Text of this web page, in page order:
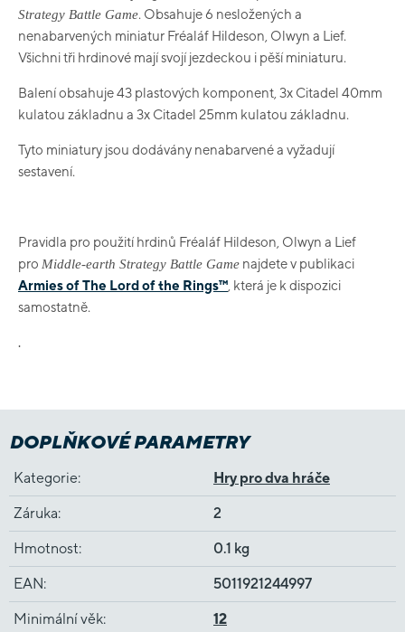
Strategy Battle Game. Obsahuje 6 nesložených a
nenabarvených miniatur Fréaláf Hildeson, Olwyn a Lief.
Všichni tři hrdinové mají svojí jezdeckou i pěší miniaturu.
Balení obsahuje 43 plastových komponent, 3x Citadel 40mm
kulatou základnu a 3x Citadel 25mm kulatou základnu.
Tyto miniatury jsou dodávány nenabarvené a vyžadují
sestavení.
Pravidla pro použití hrdinů Fréaláf Hildeson, Olwyn a Lief
pro Middle-earth Strategy Battle Game najdete v publikaci
Armies of The Lord of the Rings™ , která je k dispozici
samostatně.
.
DOPLŇKOVÉ PARAMETRY
Kategorie: Hry pro dva hráče
Záruka: 2
Hmotnost: 0.1 kg
EAN: 5011921244997
Minimální věk: 12